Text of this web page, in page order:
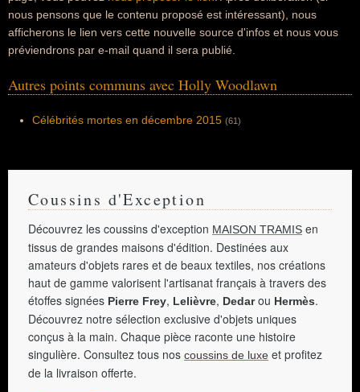
nous pensons que le contenu proposé est intéressant), nous
afficherons le lien vers cette nouvelle source d'infos et nous vous
préviendrons par e-mail quand il sera publié.
Autres points communs avec Holly Woodlawn
Célébrités mortes en décembre 2015 (61)
Coussins d'Exception
Découvrez les coussins d'exception MAISON TRAMIS en
tissus de grandes maisons d'édition. Destinées aux
amateurs d'objets rares et de beaux textiles, nos créations
haut de gamme valorisent l'artisanat français à travers des
étoffes signées Pierre Frey, Lelièvre, Dedarou Hermès.
Découvrez notre sélection exclusive d'objets uniques
conçus à la main. Chaque pièce raconte une histoire
singulière. Consultez tous nos coussins de luxe et profitez
de la livraison offerte.